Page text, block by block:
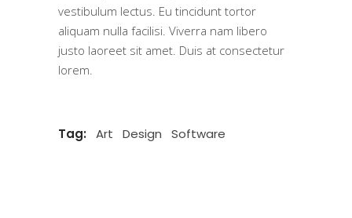
vestibulum lectus. Eu tincidunt tortor
aliquam nulla facilisi. Viverra nam libero
justo laoreet sit amet. Duis at consectetur
lorem.
Tag: Art Design Software